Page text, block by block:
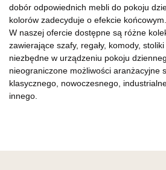
dobór odpowiednich mebli do pokoju
kolorów zadecyduje o efekcie końcowym.
W naszej ofercie dostępne są różne
zawierające szafy, regały, komody,
niezbędne w urządzeniu pokoju
nieograniczone możliwości aranżacyjne
klasycznego, nowoczesnego,
innego.